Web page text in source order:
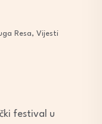
Resa, Vijesti
festival u